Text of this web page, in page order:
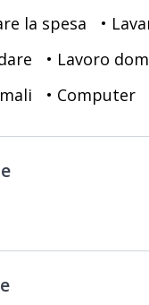
la spesa
•
• Lavoro
• Computer